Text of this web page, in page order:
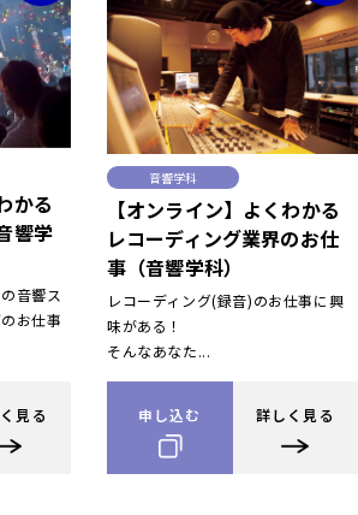
かる
響学
音響ス
お仕事
見る
音響学科
【オンライン】よくわかる
レコーディング業界のお仕
事（音響学科）
レコーディング(録音)のお仕事に興
味がある！
そんなあなた...
申し込む 詳しく見る